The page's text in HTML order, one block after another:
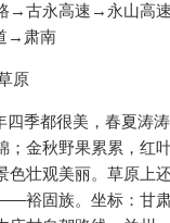
→古永高速→永山高
→肃南
原
季都很美，春夏涛涛
；金秋野果累累，红
色壮观美丽。草原上
裕固族。坐标：甘